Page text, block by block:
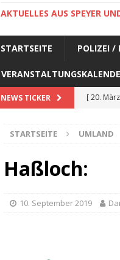
AKTUELLES AUS SPEYER
STARTSEITE POLIZEI /
NEWS TICKER [ 20.
[ 17.
[ 29.
[ 6.
STARTSEITE UMLAND
Haßloch:
10. September 2019